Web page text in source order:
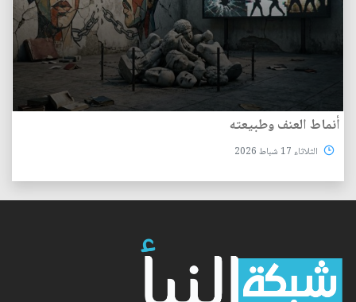
أنماط العنف وطبيعته
الثلاثاء 17 شباط 2026